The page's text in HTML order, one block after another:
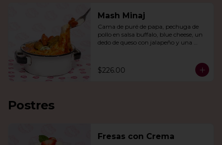
Mash Minaj
Cama de puré de papa, pechuga de
pollo en salsa buffalo, blue cheese, un
dedo de queso con jalapeño y una
$226.00
Postres
Fresas con Crema